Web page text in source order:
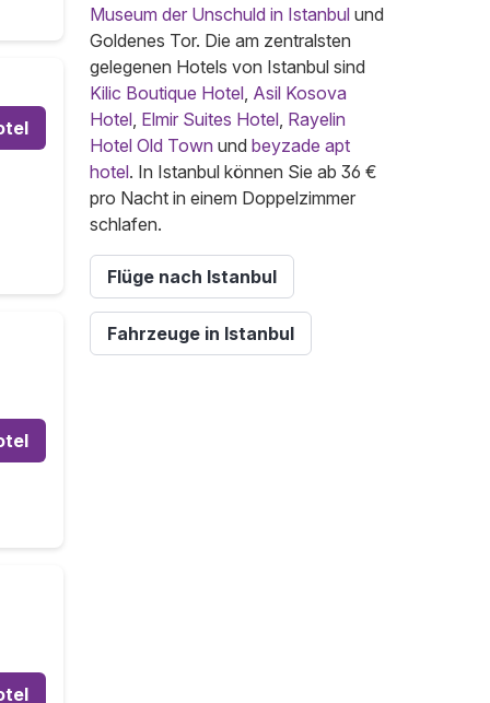
Museum der Unschuld in Istanbul und
Goldenes Tor. Die am zentralsten
gelegenen Hotels von Istanbul sind
Kilic Boutique Hotel, Asil Kosova
Hotel, Elmir Suites Hotel, Rayelin
Hotel Old Town und beyzade apt
hotel. In Istanbul können Sie ab 36 €
pro Nacht in einem Doppelzimmer
schlafen.
Flüge nach Istanbul
Fahrzeuge in Istanbul